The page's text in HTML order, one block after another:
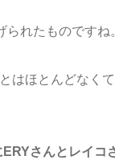
れたものですね
はほとんどなく
さんとレイコ